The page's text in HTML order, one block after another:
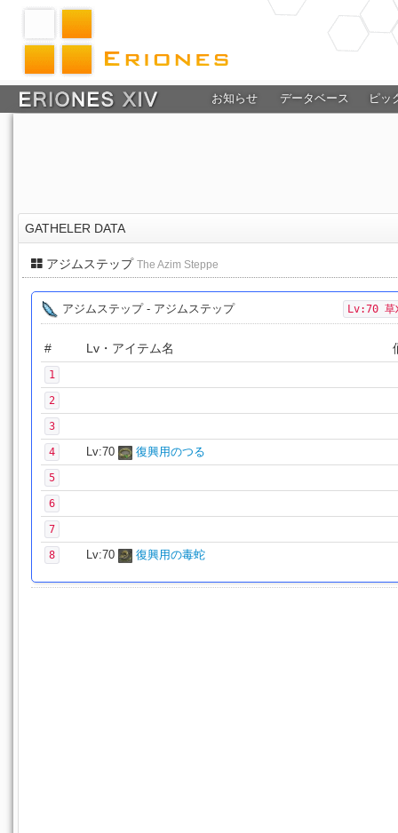
お知らせ データベース ピッ
GATHELER DATA
アジムステップ The Azim Steppe
アジムステップ - アジムステップ Lv:70 草
# Lv・アイテム名
1
2
3
4 Lv:70 復興用のつる
5
6
7
8 Lv:70 復興用の毒蛇